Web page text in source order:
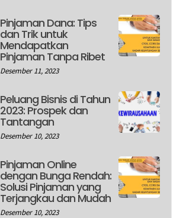
Pinjaman Dana: Tips
dan Trik untuk
Mendapatkan
Pinjaman Tanpa Ribet
Desember 11, 2023
Peluang Bisnis di Tahun
2023: Prospek dan
Tantangan
Desember 10, 2023
Pinjaman Online
dengan Bunga Rendah:
Solusi Pinjaman yang
Terjangkau dan Mudah
Desember 10, 2023